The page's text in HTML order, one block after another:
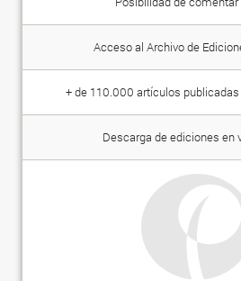
Acceso al Archivo de
+ de 110.000 artículos publicadas
Descarga de ediciones en